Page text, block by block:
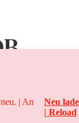
| An
Neu
| Reload